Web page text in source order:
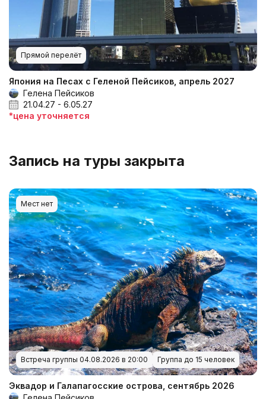
Прямой перелёт
Япония на Песах с Геленой Пейсиков, апрель 2027
Гелена Пейсиков
21.04.27 - 6.05.27
*цена уточняется
Запись на туры закрыта
Мест нет
Встреча группы 04.08.2026 в 20:00 Группа до 15 человек
Эквадор и Галапагосские острова, сентябрь 2026